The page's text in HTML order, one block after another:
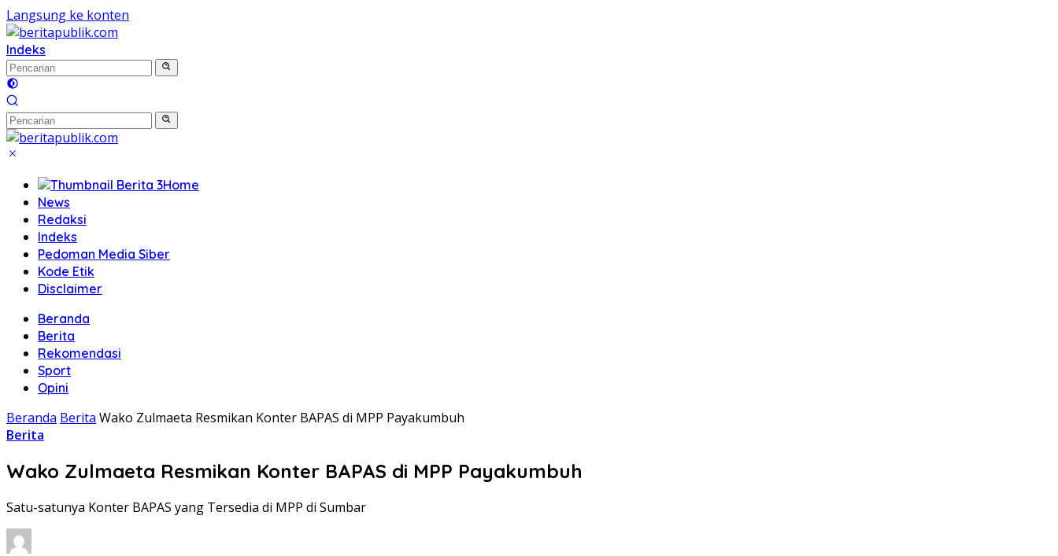
Langsung ke konten
Indeks
Home
News
Redaksi
Indeks
Pedoman Media Siber
Kode Etik
Disclaimer
Beranda
Berita
Rekomendasi
Sport
Opini
Beranda Berita Wako Zulmaeta Resmikan Konter BAPAS di MPP Payakumbuh
Berita
Wako Zulmaeta Resmikan Konter BAPAS di MPP Payakumbuh
Satu-satunya Konter BAPAS yang Tersedia di MPP di Sumbar